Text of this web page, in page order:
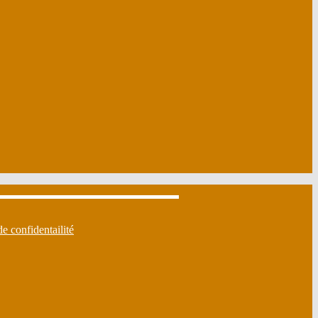
confidentailité